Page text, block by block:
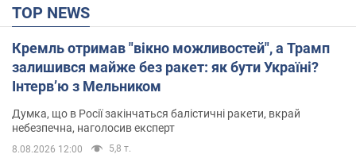
TOP NEWS
Кремль отримав "вікно можливостей", а Трамп
залишився майже без ракет: як бути Україні?
Інтерв’ю з Мельником
Думка, що в Росії закінчаться балістичні ракети, вкрай
небезпечна, наголосив експерт
8.08.2026 12:00 5,8 т.